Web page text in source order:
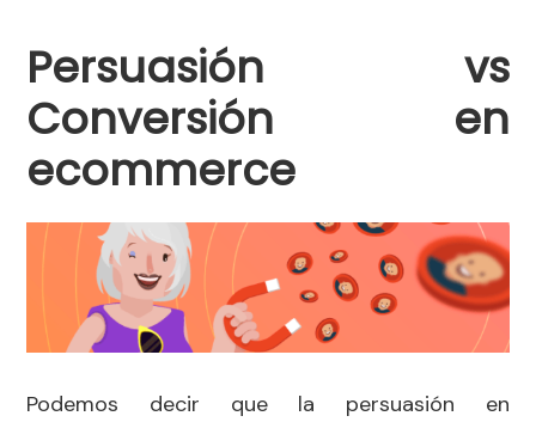
Persuasión vs
Conversión en
ecommerce
Podemos decir que la persuasión en